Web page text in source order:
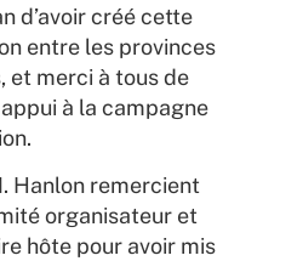
d’avoir créé cette
entre les provinces
et merci à tous de
à la campagne
Hanlon remercient
organisateur et
hôte pour avoir mis